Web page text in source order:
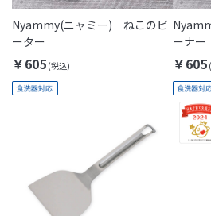
Nyammy(ニャミー) ねこのビ
ーター
￥605
ーナー
￥605